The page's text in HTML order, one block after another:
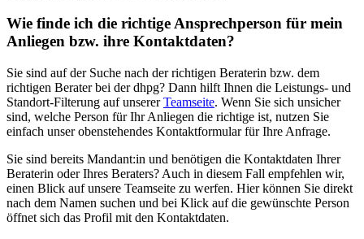
Wie finde ich die richtige Ansprechperson für mein
Anliegen bzw. ihre Kontaktdaten?
Sie sind auf der Suche nach der richtigen Beraterin bzw. dem
richtigen Berater bei der dhpg? Dann hilft Ihnen die Leistungs- und
Standort-Filterung auf unsererTeamseite. Wenn Sie sich unsicher
sind, welche Person für Ihr Anliegen die richtige ist, nutzen Sie
einfach unser obenstehendes Kontaktformular für Ihre Anfrage.
Sie sind bereits Mandant:in und benötigen die Kontaktdaten Ihrer
Beraterin oder Ihres Beraters? Auch in diesem Fall empfehlen wir,
einen Blick auf unsere Teamseite zu werfen. Hier können Sie direkt
nach dem Namen suchen und bei Klick auf die gewünschte Person
öffnet sich das Profil mit den Kontaktdaten.